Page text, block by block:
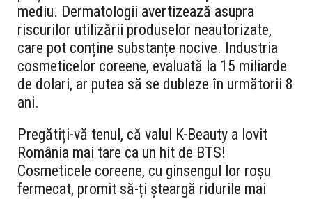
mediu. Dermatologii avertizează asupra
riscurilor utilizării produselor neautorizate,
care pot conține substanțe nocive. Industria
cosmeticelor coreene, evaluată la 15 miliarde
de dolari, ar putea să se dubleze în următorii 8
ani.
Pregătiți-vă tenul, că valul K-Beauty a lovit
România mai tare ca un hit de BTS!
Cosmeticele coreene, cu ginsengul lor roșu
fermecat, promit să-ți șteargă ridurile mai